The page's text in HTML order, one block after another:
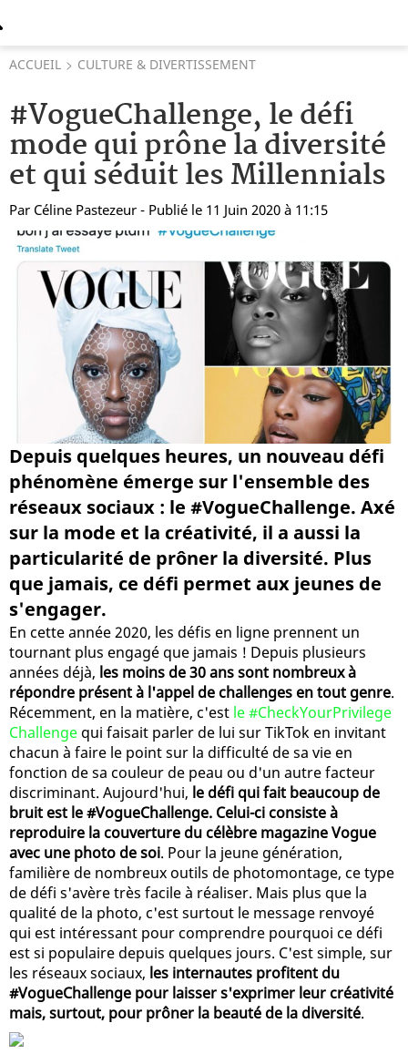
ACCUEIL CULTURE & DIVERTISSEMENT
#VogueChallenge, le défi
mode qui prône la diversité
et qui séduit les Millennials
Par Céline Pastezeur - Publié le 11 Juin 2020 à 11:15
Depuis quelques heures, un nouveau défi
phénomène émerge sur l'ensemble des
réseaux sociaux : le #VogueChallenge. Axé
sur la mode et la créativité, il a aussi la
particularité de prôner la diversité. Plus
que jamais, ce défi permet aux jeunes de
s'engager.
En cette année 2020, les défis en ligne prennent un
tournant plus engagé que jamais ! Depuis plusieurs
années déjà, les moins de 30 ans sont nombreux à
répondre présent à l'appel de challenges en tout genre.
Récemment, en la matière, c'est le #CheckYourPrivilege
Challenge qui faisait parler de lui sur TikTok en invitant
chacun à faire le point sur la difficulté de sa vie en
fonction de sa couleur de peau ou d'un autre facteur
discriminant. Aujourd'hui, le défi qui fait beaucoup de
bruit est le #VogueChallenge. Celui-ci consiste à
reproduire la couverture du célèbre magazine Vogue
avec une photo de soi. Pour la jeune génération,
familière de nombreux outils de photomontage, ce type
de défi s'avère très facile à réaliser. Mais plus que la
qualité de la photo, c'est surtout le message renvoyé
qui est intéressant pour comprendre pourquoi ce défi
est si populaire depuis quelques jours. C'est simple, sur
les réseaux sociaux, les internautes profitent du
#VogueChallenge pour laisser s'exprimer leur créativité
mais, surtout, pour prôner la beauté de la diversité.